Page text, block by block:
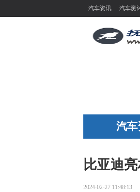
汽车资讯 汽车测
汽
比亚迪
2024-02-27 11:48:13